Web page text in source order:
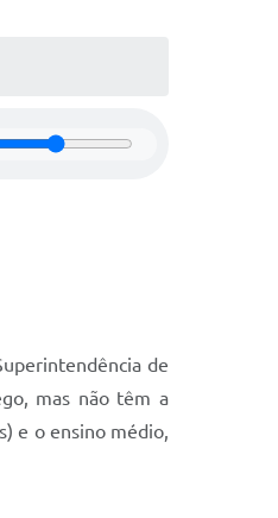
de
mas não têm a
e o ensino médio,